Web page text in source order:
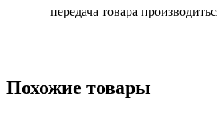
передача товара
Похожие товары